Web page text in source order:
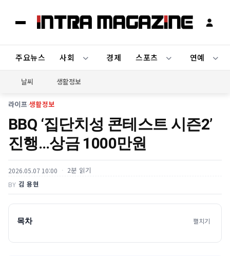
주요뉴스 사회 경제 스포츠 연예
날씨 생활정보
라이프›생활정보
BBQ ‘집단치성 콘테스트 시즌2’
진행…상금 1000만원
2026.05.07 10:00 2분 읽기
BY 김 용현
목차 펼치기